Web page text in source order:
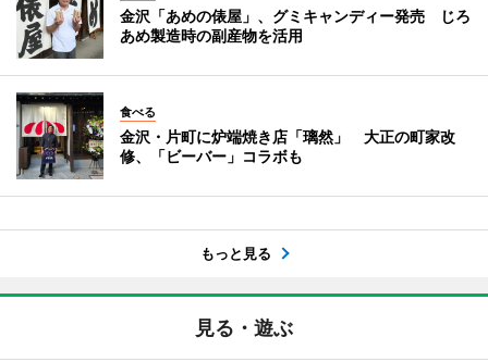
金沢「あめの俵屋」、グミキャンディー発売 じろ
あめ製造時の副産物を活用
食べる
金沢・片町に炉端焼き店「璃然」 大正の町家改
修、「ビーバー」コラボも
もっと見る
見る・遊ぶ